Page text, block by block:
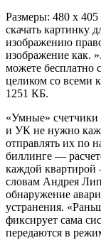
Размеры: 480 х
скачать картинку
изображению
изображение как.
можете бесплатно
целиком со всеми
1251 КБ.
«Умные»
и УК не нужно
отправлять их по
биллинге —
каждой квартирой
словам Андрея
обнаружение
устранения.
фиксирует сама
передаются в